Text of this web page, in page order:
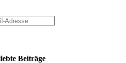
Beiträge